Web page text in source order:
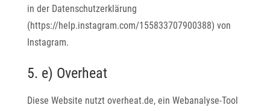
in der Datenschutzerklärung
(https://help.instagram.com/155833707900388) von
Instagram.
5. e) Overheat
Diese Website nutzt overheat.de, ein Webanalyse-Tool